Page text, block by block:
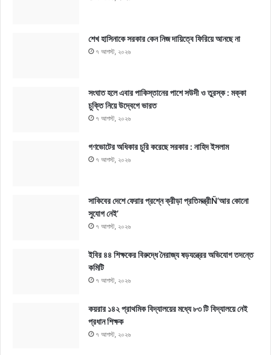
শেখ হাসিনাকে সরকার কেন নিজ দায়িত্বে ফিরিয়ে আনছে না
৭ আগস্ট, ২০২৬
সংঘাত হলে এবার পাকিস্তানের পাশে সউদী ও তুরস্ক : মক্কা
চুক্তি নিয়ে উদ্বেগে ভারত
৭ আগস্ট, ২০২৬
গণভোটের অধিকার চুরি করেছে সরকার : নাহিদ ইসলাম
৭ আগস্ট, ২০২৬
সাকিবের দেশে ফেরার প্রশ্নে ক্রীড়া প্রতিমন্ত্রীÑ‘আর কোনো
সুযোগ নেই’
৭ আগস্ট, ২০২৬
ইবির ৪৪ শিক্ষকের বিরুদ্ধে নৈরাজ্য ষড়যন্ত্রের অভিযোগ তদন্তে
কমিটি
৭ আগস্ট, ২০২৬
কয়রার ১৪২ প্রাথমিক বিদ্যালয়ের মধ্যে ৮৩ টি বিদ্যালয়ে নেই
প্রধান শিক্ষক
৭ আগস্ট, ২০২৬